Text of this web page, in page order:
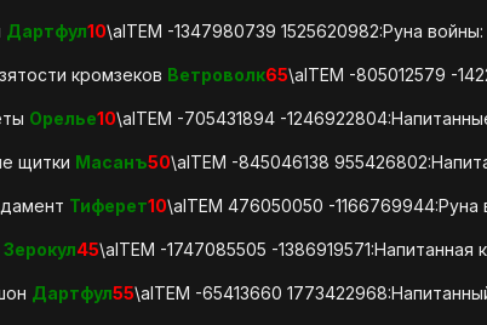
Дартфул10\aITEM -1347980739 1525620982:Руна
кромзеков Ветроволк65\aITEM -805012579 -
Орелье10\aITEM -705431894 -
щитки Масанъ50\aITEM -845046138
Тиферет10\aITEM 476050050 -
Зерокул45\aITEM -1747085505 -1386919571:Напитанная
Дартфул55\aITEM -65413660